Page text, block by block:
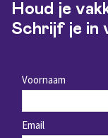
Houd je
Schrijf je in